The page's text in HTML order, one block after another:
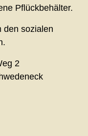
Pflückbehälter.
den sozialen
2